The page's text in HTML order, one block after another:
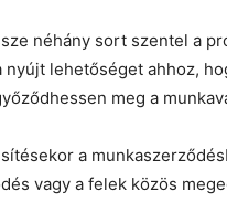
néhány sort szentel a
nyújt lehetőséget ahhoz,
meg a
a
vagy a felek közös